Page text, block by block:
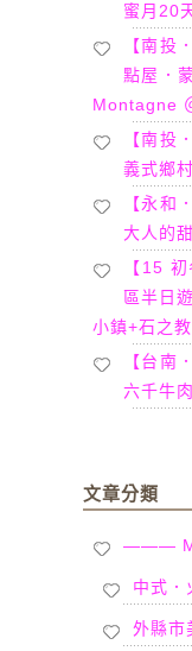
蜜月20
【南投
點屋．
Montagne
【南投
義式鄉
【永和
大人的
【15
區半日
小鎮+石之
【台南
六千牛
文章分類
———
中式．
外縣市